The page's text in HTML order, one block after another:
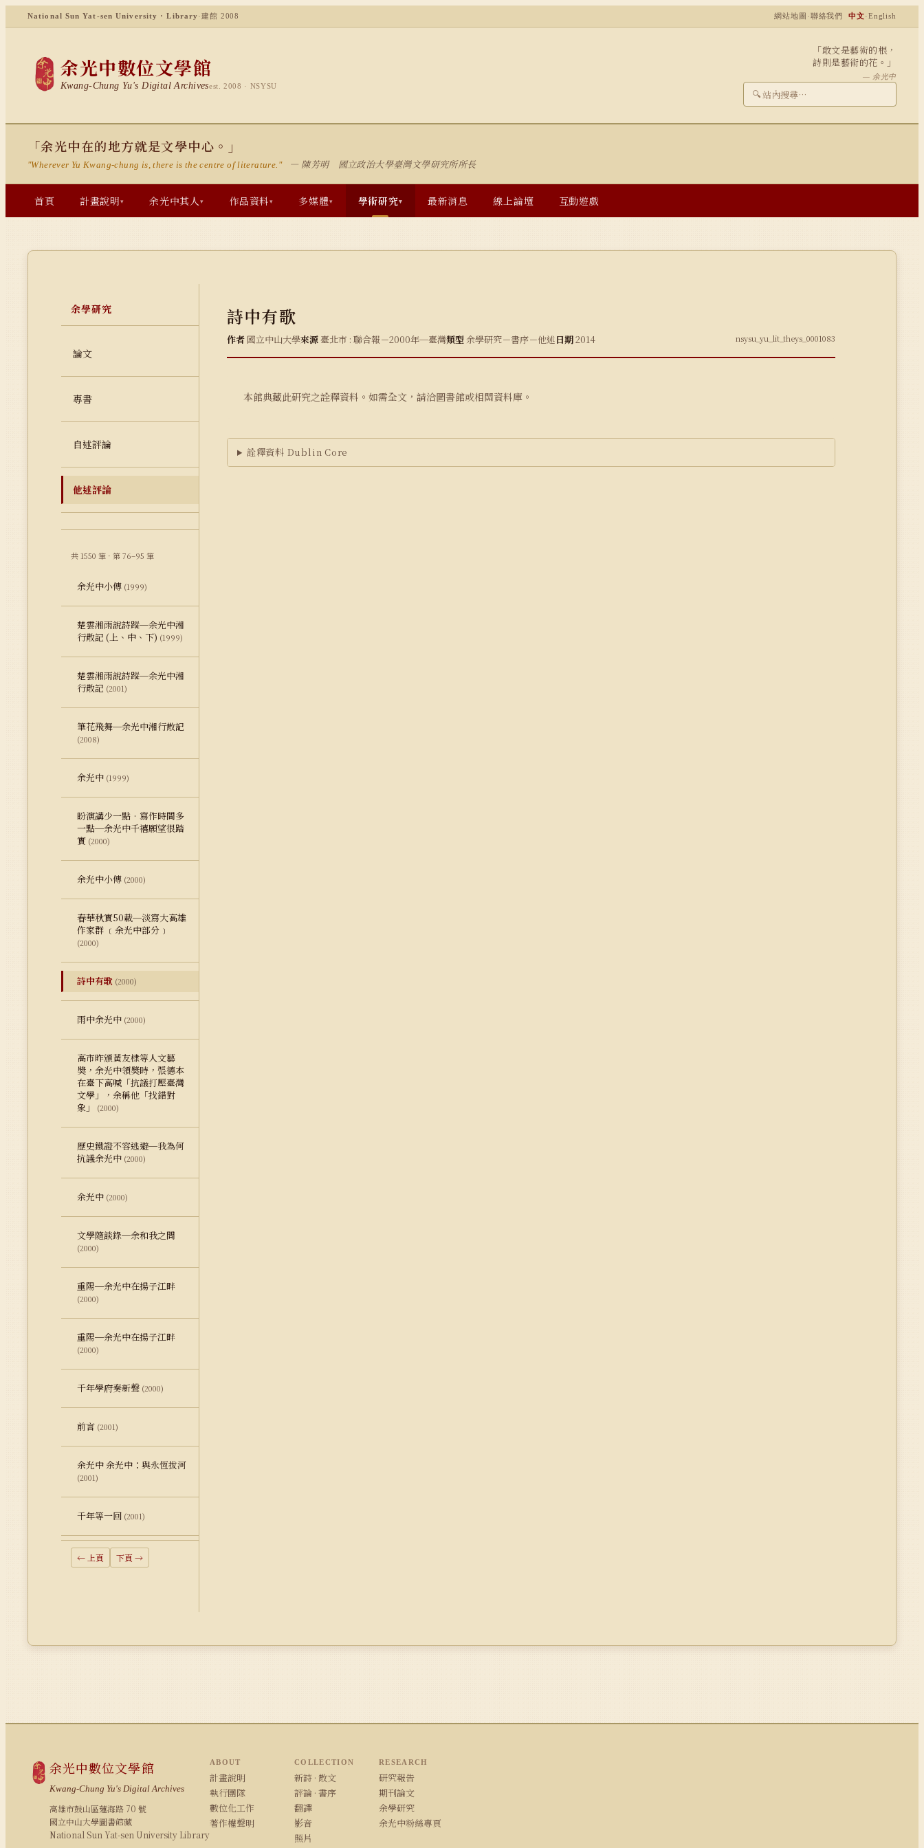
National Sun Yat-sen University · Library ·建館 2008 網站地圖 ·聯絡我們 中文·English
余光中數位文學館
Kwang-Chung Yu's Digital Archivesest. 2008 · NSYSU
「敢文是藝術的根，
詩則是藝術的花。」
— 余光中
🔍
「余光中在的地方就是文學中心。」
"Wherever Yu Kwang-chung is, there is the centre of literature." — 陳芳明 國立政治大學臺灣文學研究所所長
首頁 計畫說明▾ 余光中其人▾ 作品資料▾ 多媒體▾ 學術研究▾ 最新消息 線上論壇 互動遊戲
余學研究
論文
專書
自述評論
他述評論
共 1550 筆 · 第 76–95 筆
余光中小傳 (1999)
楚雲湘雨說詩蹤─余光中湘
行散記 (上、中、下) (1999)
楚雲湘雨說詩蹤─余光中湘
行散記 (2001)
筆花飛舞─余光中湘行散記
(2008)
余光中 (1999)
盼演講少一點‧寫作時間多
一點─余光中千禧願望很踏
實 (2000)
余光中小傳 (2000)
春華秋實50載─淡寫大高雄
作家群 ﹝余光中部分﹞
(2000)
詩中有歌 (2000)
雨中余光中 (2000)
高市昨頒黃友棣等人文藝
奬，余光中領奬時，張德本
在臺下高喊「抗議打壓臺灣
文學」，余稱他「找錯對
象」
(2000)
歷史鐵證不容逃避─我為何
抗議余光中 (2000)
余光中 (2000)
文學隨談錄─余和我之間
(2000)
重陽─余光中在揚子江畔
(2000)
重陽─余光中在揚子江畔
(2000)
千年學府奏新聲 (2000)
前言 (2001)
余光中 余光中：與永恆拔河
(2001)
千年等一回 (2001)
← 上頁 下頁 →
詩中有歌
作者 國立中山大學來源臺北市 : 聯合報－2000年─臺灣類型 余學研究－書序－他述日期2014 nsysu_yu_lit_theys_0001083
本館典藏此研究之詮釋資料。如需全文，請洽圖書館或相關資料庫。
詮釋資料 Dublin Core
余光中數位文學館
Kwang-Chung Yu's Digital Archives
高雄市鼓山區蓮海路 70 號
國立中山大學圖書館藏
National Sun Yat-sen University Library
ABOUT
計畫說明
執行團隊
數位化工作
著作權聲明
COLLECTION
新詩 · 散文
評論 · 書序
翻譯
影音
照片
RESEARCH
研究報告
期刊論文
余學研究
余光中粉絲專頁